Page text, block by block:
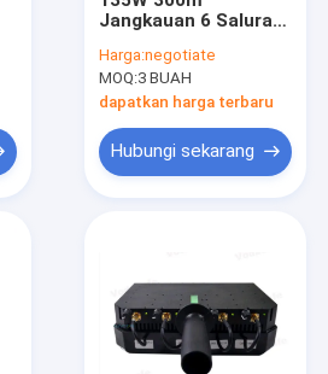
Jangkauan 6 Saluran
Ponsel dan Jammer
Drone UAV untuk
Sistem Jamming
Penjara
Harga:negotiate
MOQ:3 BUAH
dapatkan harga terbaru
Hubungi sekarang